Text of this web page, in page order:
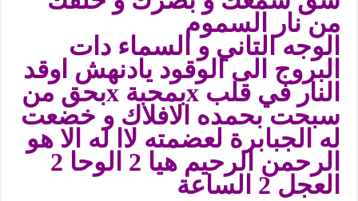
من نار السموم
الوجه التاني و السماء دات
البروج الى الوقود يادنهش اوقد
النار في قلب xبمحبة xبحق من
سبحت بحمده الافلاك و خضعت
له الجبابرة لعضمته لاا له الا هو
الرحمن الرحيم هيا 2 الوحا 2
العجل 2 الساعة